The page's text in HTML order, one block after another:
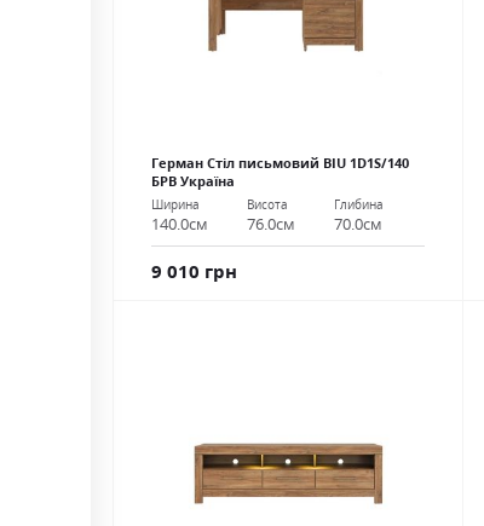
Герман Стіл письмовий BIU 1D1S/140
БРВ Україна
Ширина
140.0см
Висота
76.0см
Глибина
70.0см
9 010 грн